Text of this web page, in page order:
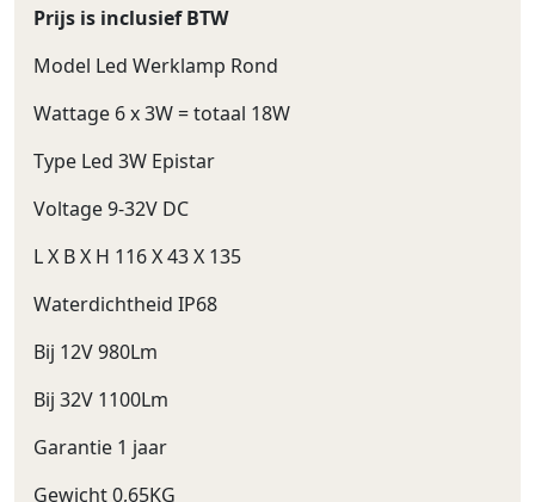
Prijs is inclusief BTW
Model Led Werklamp Rond
Wattage 6 x 3W = totaal 18W
Type Led 3W Epistar
Voltage 9-32V DC
L X B X H 116 X 43 X 135
Waterdichtheid IP68
Bij 12V 980Lm
Bij 32V 1100Lm
Garantie 1 jaar
Gewicht 0,65KG